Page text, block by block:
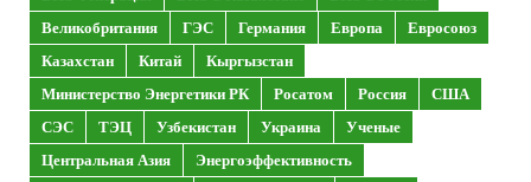
Великобритания
ГЭС Германия Европа
Евросоюз
Казахстан
Китай
Кыргызстан
Министерство Энергетики РК
Росатом Россия
США
СЭС
ТЭЦ Узбекистан Украина
Ученые
Центральная Азия
Энергоэффективность